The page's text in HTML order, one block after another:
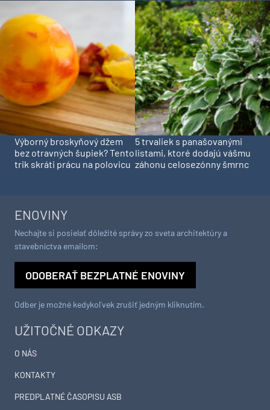
Výborný broskyňový džem
bez otravných šupiek? Tento
trik skráti prácu na polovicu
5 trvaliek s panašovanými
listami, ktoré dodajú vášmu
záhonu celosezónny šmrnc
UŽITOČNÉ ODKAZY
O NÁS
KONTAKTY
PREDPLATNÉ ČASOPISU ASB
ENOVINY
Nechajte si posielať dôležité správy zo sveta architektúry a
stavebníctva emailom:
ODOBERAŤ BEZPLATNÉ ENOVINY
Odber je možné kedykoľvek zrušiť jedným kliknutím.